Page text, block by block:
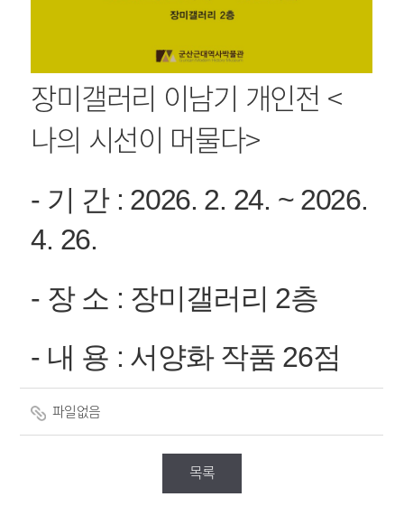
장미갤러리 이남기 개인전 <
나의 시선이 머물다>
- 기 간 : 2026. 2. 24. ~ 2026.
4. 26.
- 장 소 : 장미갤러리 2층
- 내 용 : 서양화 작품 26점
파일없음
목록